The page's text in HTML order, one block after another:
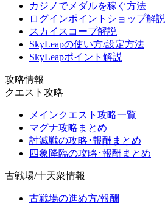
カジノでメダルを稼ぐ方法
ログインポイントショップ解説
スカイスコープ解説
SkyLeapの使い方/設定方法
SkyLeapポイント解説
攻略情報
クエスト攻略
メインクエスト攻略一覧
マグナ攻略まとめ
討滅戦の攻略･報酬まとめ
四象降臨の攻略･報酬まとめ
古戦場/十天衆情報
古戦場の進め方/報酬